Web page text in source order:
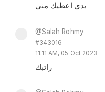
بدي اعطيك مني
@Salah Rohmy
#343016
11:11 AM, 05 Oct 2023
راتبك